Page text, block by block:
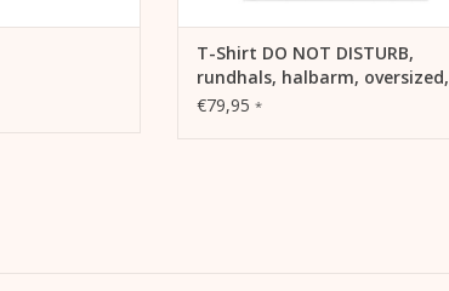
T-Shirt DO NOT DISTURB,
rundhals, halbarm, oversized,
lässiger Schnitt, Frontdruck
€79,95 *